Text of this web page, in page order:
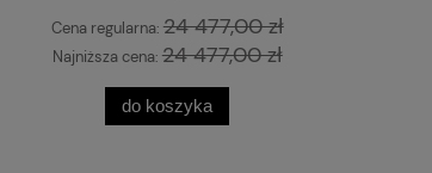
Cena regularna: 24 477,00 zł
Najniższa cena: 24 477,00 zł
do koszyka